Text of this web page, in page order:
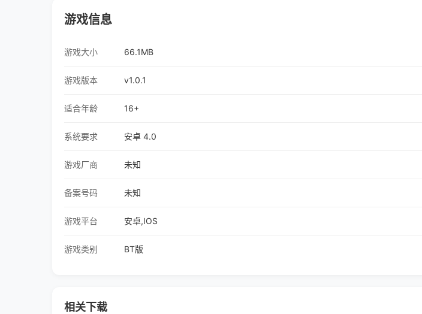
游戏信息
游戏大小 66.1MB
游戏版本 v1.0.1
适合年龄 16+
系统要求 安卓 4.0
游戏厂商 未知
备案号码 未知
游戏平台 安卓,IOS
游戏类别 BT版
相关下载